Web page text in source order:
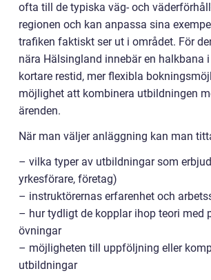
ofta till de typiska väg- och
regionen och kan anpassa sina
trafiken faktiskt ser ut i området. För
nära Hälsingland innebär en halkbana
kortare restid, mer flexibla
möjlighet att kombinera utbildningen
ärenden.
När man väljer anläggning kan man
– vilka typer av utbildningar som
yrkesförare, företag)
– instruktörernas erfarenhet och
– hur tydligt de kopplar ihop teori med
övningar
– möjligheten till uppföljning eller
utbildningar